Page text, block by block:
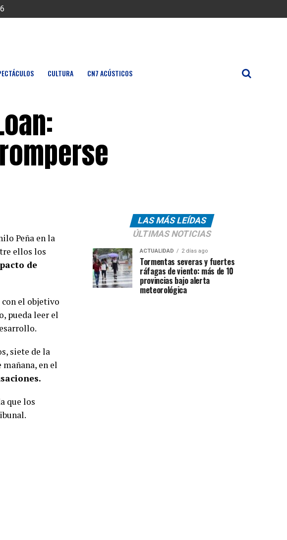
CULTURA CN7 ACÚSTICOS
Peña en la
ellos los
de
con el objetivo
pueda leer el
siete de la
en el
que los
LAS MÁS LEÍDAS
ÚLTIMAS NOTICIAS
ACTUALIDAD 2 días ago
Tormentas severas y fuertes
ráfagas de viento: más de 10
provincias bajo alerta
meteorológica